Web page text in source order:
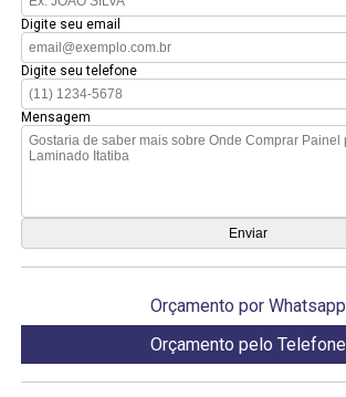
Digite seu email
Digite seu telefone
Mensagem
Orçamento por Whatsapp
Orçamento pelo Telefone